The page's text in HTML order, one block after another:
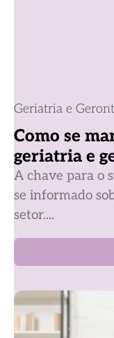
Geriatria e
Como se
geriatria e
A chave para o
se informado
setor....